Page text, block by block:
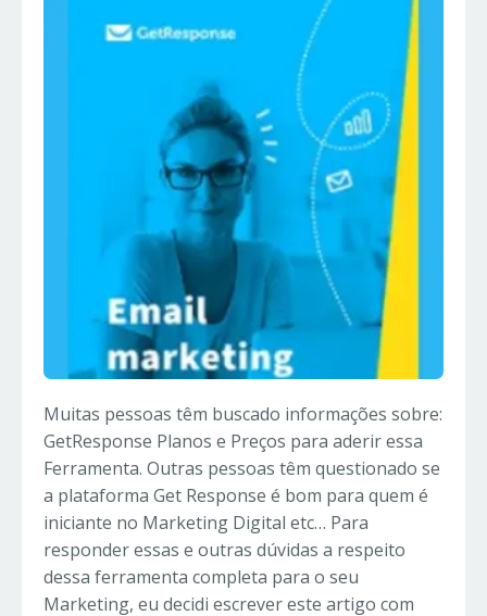
Muitas pessoas têm buscado informações sobre:
GetResponse Planos e Preços para aderir essa
Ferramenta. Outras pessoas têm questionado se
a plataforma Get Response é bom para quem é
iniciante no Marketing Digital etc… Para
responder essas e outras dúvidas a respeito
dessa ferramenta completa para o seu
Marketing, eu decidi escrever este artigo com